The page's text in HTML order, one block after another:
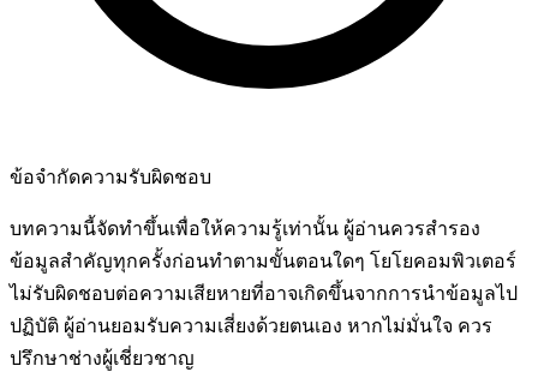
ข้อจำกัดความรับผิดชอบ
บทความนี้จัดทำขึ้นเพื่อให้ความรู้เท่านั้น ผู้อ่านควรสำรอง
ข้อมูลสำคัญทุกครั้งก่อนทำตามขั้นตอนใดๆ โยโยคอมพิวเตอร์
ไม่รับผิดชอบต่อความเสียหายที่อาจเกิดขึ้นจากการนำข้อมูลไป
ปฏิบัติ ผู้อ่านยอมรับความเสี่ยงด้วยตนเอง หากไม่มั่นใจ ควร
ปรึกษาช่างผู้เชี่ยวชาญ